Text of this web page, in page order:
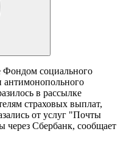
социального
антимонопольного
в рассылке
страховых выплат,
от услуг "Почты
через Сбербанк, сообщает